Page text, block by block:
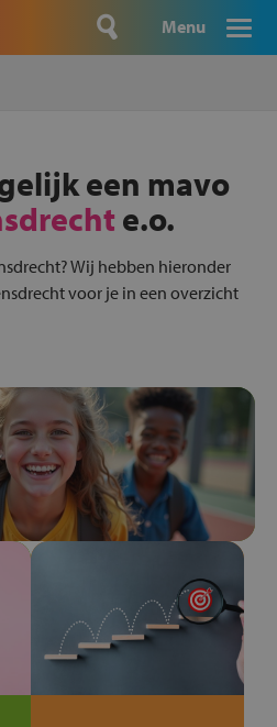
Menu
een mavo
e.o.
Wij hebben hieronder
voor je in een overzicht